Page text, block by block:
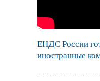
ЕНДС России
иностранные